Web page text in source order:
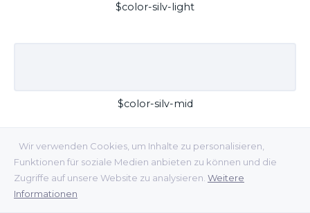
Wir verwenden Cookies, um Inhalte zu personalisieren,
Funktionen für soziale Medien anbieten zu können und die
Zugriffe auf unsere Website zu analysieren. Weitere
Informationen
$color-silv-light
$color-silv-mid